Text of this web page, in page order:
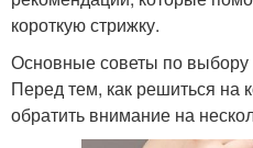
короткую стрижку.
Основные советы по выбору
Перед тем, как решиться на
обратить внимание на